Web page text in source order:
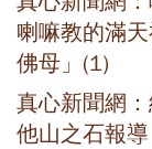
喇嘛教的滿
佛母」(1)
真心新聞網
他山之石報導